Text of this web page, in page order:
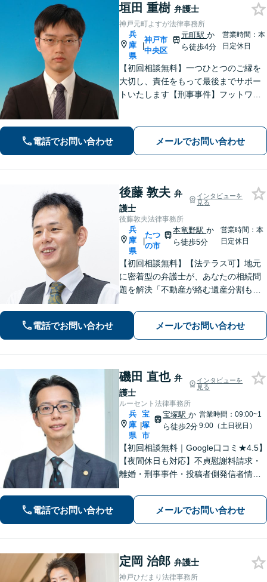
垣田 重樹 弁護士
神戸元町よすが法律事務所
兵
庫
県
|
神戸市
中央区
元町駅 か
ら徒歩4分
営業時間：本
日定休日
【初回相談無料】一つひとつのご縁を
大切し、責任をもって最後までサポー
トいたします【刑事事件】フットワー
題】経済面やお子さまの将来を見据
え、納得できる解決策を提案【元町駅4
電話でお問い合わせ メールでお問い合わせ
後藤 敦夫 弁
護士
インタビューを
見る
後藤敦夫法律事務所
兵
庫
県
|
たつ
の市
本竜野駅か
ら徒歩5分
営業時間：本
日定休日
【初回相談無料】【法テラス可】地元
に密着型の弁護士が、あなたの相続問
題を解決「不動産が絡む遺産分割も的
が、オーダーメイドの解決策をご提案
「他の事務所で対応できなかった自己
破産もご相談ください」【本竜野駅5
分】
電話でお問い合わせ メールでお問い合わせ
磯田 直也 弁
護士
インタビューを
見る
ルーセント法律事務所
兵
庫
県
|
宝
塚
市
宝塚駅か
ら徒歩2分
営業時間：09:00~1
9:00（土日祝日）
【初回相談無料｜Google口コミ★4.5】
【夜間休日も対応】不貞慰謝料請求・
離婚・刑事事件・投稿者側発信者情報
メイドのサービスで問題解決や事業の
推進を強力にサポート【宝塚駅徒歩2分
｜電話・WEB面談で全国対応】
電話でお問い合わせ メールでお問い合わせ
定岡 治郎 弁護士
神戸ひだまり法律事務所